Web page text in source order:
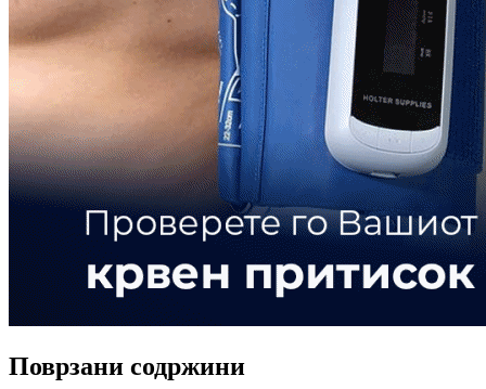
Поврзани содржини